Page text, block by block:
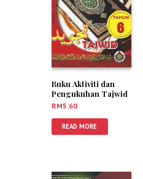
Buku Aktiviti dan
Pengukuhan Tajwid
Tahun 6
RM5.60
READ MORE